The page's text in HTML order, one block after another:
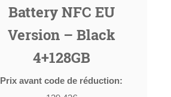
Battery NFC EU
Version – Black
4+128GB
Prix avant code de réduction: